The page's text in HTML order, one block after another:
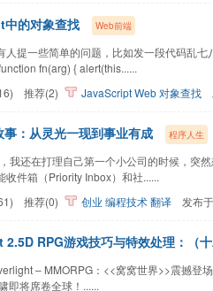
的对象查找 Web前端
人提一些简单的问题，比如发一段代码乱
fn(arg) { alert(this......
推荐(2) JavaScriptWeb 对象查找
事：从灵光一现到事业有成 程序人生
我还在打理自己第一个小公司的时候，突
收件箱（Priority Inbox）和社......
推荐(0) 创业 编程技术翻译 发布于
RPG游戏技巧与特效处理：（
– MMORPG：<<窝窝世界>>震撼登
即将席卷全球！......